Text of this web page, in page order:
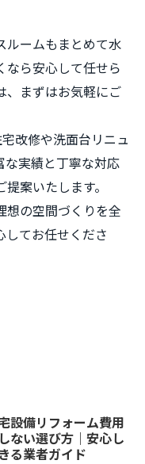
ルームもまとめて水
なら安心して任せら
まずはお気軽にご
改修や洗面台リニュ
な実績と丁寧な対応
案いたします。
想の空間づくりを全
してお任せくださ
設備リフォーム費用
ない選び方｜安心し
る業者ガイド